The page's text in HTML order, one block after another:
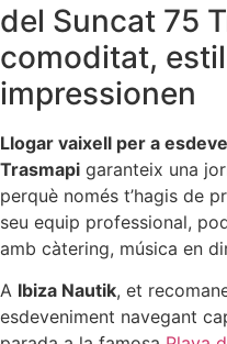
del Suncat 75
comoditat,
impressionen
Llogar vaixell per a
Trasmapi garanteix una
perquè només t’hagis de
seu equip professional,
amb càtering, música en
A Ibiza Nautik, et
esdeveniment navegant